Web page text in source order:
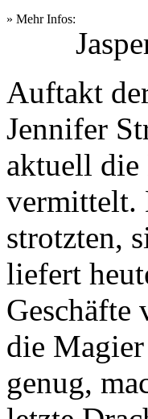
» Mehr Infos:
Auftakt
Jennifer
aktuell die
vermittelt.
strotzten,
liefert
Geschäfte
die
genug,